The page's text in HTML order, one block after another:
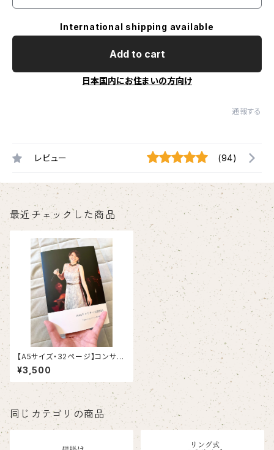
International shipping available
Add to cart
日本国内にお住まいの方向け
通報する
レビュー (94)
最近チェックした商品
【A5サイズ・32ページ】コンサー
トフォトブック
¥3,500
同じカテゴリの商品